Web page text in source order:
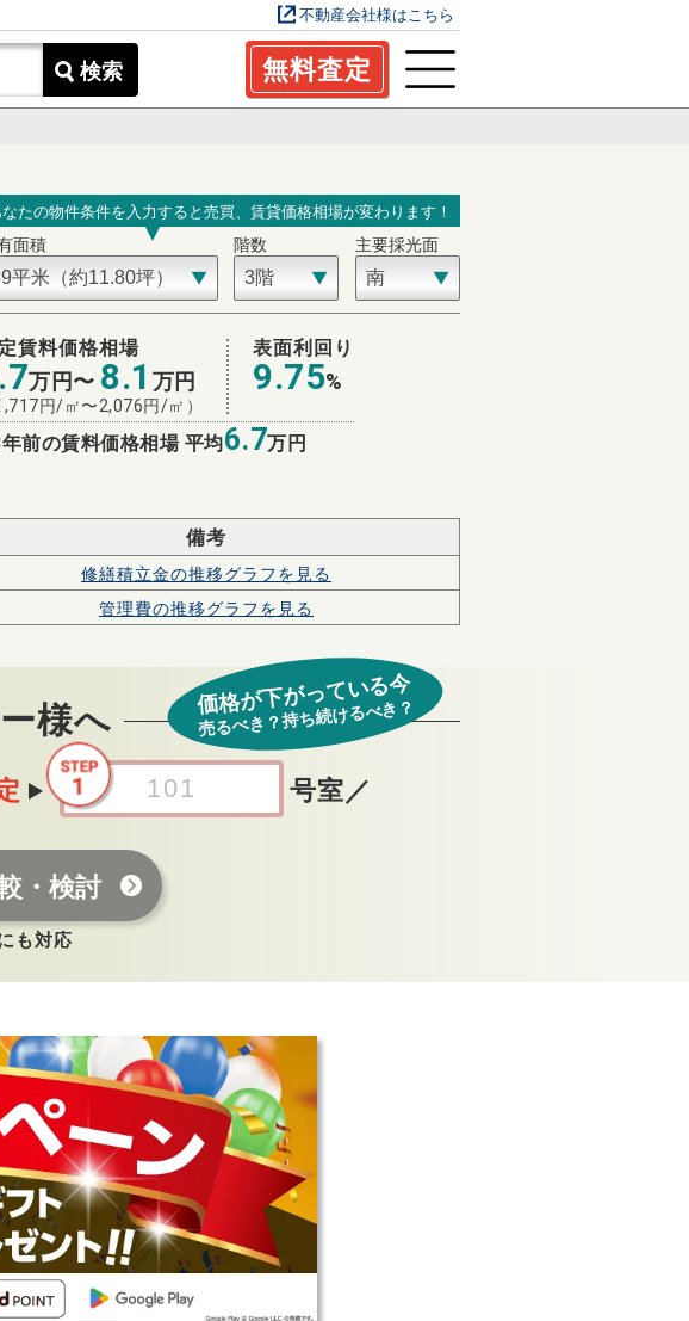
不動産会社様はこちら
検索 無料査定
たの物件条件を入力すると売買、賃貸価格相場が変わります！
面積 階数 主要採光面
賃料価格相場
万円〜 8.1 万円
円/㎡〜2,076円/㎡）
表面利回り
9.75%
前の賃料価格相場 平均6.7万円
備考
修繕積立金の推移グラフを見る
管理費の推移グラフを見る
様へ
号室 ／
・検討
価格が下がっている今
売るべき？持ち続けるべき？
も対応